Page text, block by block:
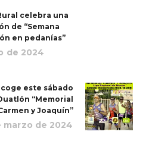
celebra una
de “Semana
en pedanías”
de 2024
este sábado
“Memorial
y Joaquín”
marzo de 2024